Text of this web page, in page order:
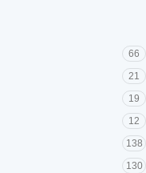
66
21
19
12
138
130